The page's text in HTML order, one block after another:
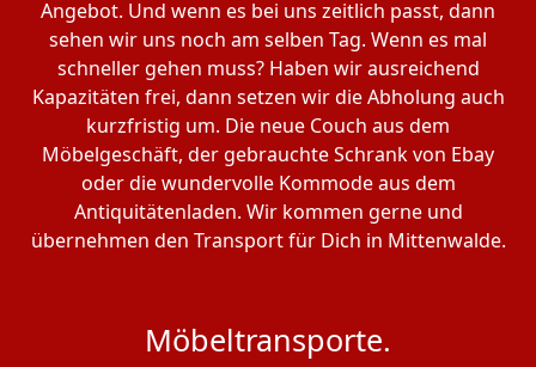
Angebot. Und wenn es bei uns zeitlich passt, dann
sehen wir uns noch am selben Tag. Wenn es mal
schneller gehen muss? Haben wir ausreichend
Kapazitäten frei, dann setzen wir die Abholung auch
kurzfristig um. Die neue Couch aus dem
Möbelgeschäft, der gebrauchte Schrank von Ebay
oder die wundervolle Kommode aus dem
Antiquitätenladen. Wir kommen gerne und
übernehmen den Transport für Dich in Mittenwalde.
Möbeltransporte.